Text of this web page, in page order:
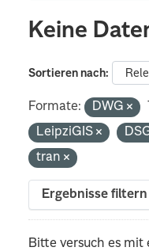
Keine
Sortieren nach
Formate: DWG
LeipziGIS
tran
Ergebnisse filtern
Bitte versuch es mit